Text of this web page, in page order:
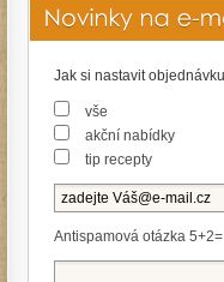
Jak si nastavit
vše
akční nabídky
tip recepty
Antispamová otázka 5+2=